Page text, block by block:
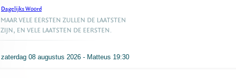
Dagelijks Woord
zaterdag 08 augustus 2026 - Matteus 19:30
MAAR VELE EERSTEN ZULLEN DE LAATSTEN
ZIJN, EN VELE LAATSTEN DE EERSTEN.